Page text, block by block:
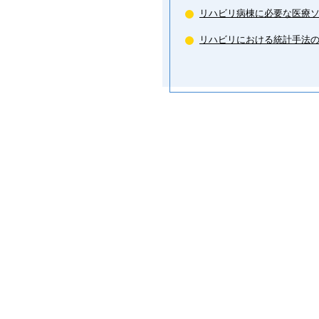
リハビリ病棟に必要な医療
リハビリにおける統計手法